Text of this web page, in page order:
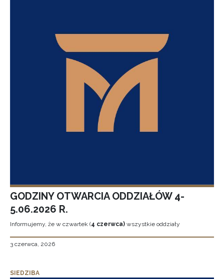
GODZINY OTWARCIA ODDZIAŁÓW 4-
5.06.2026 R.
Informujemy, że w czwartek (4 czerwca) wszystkie oddziały
3 czerwca, 2026
SIEDZIBA